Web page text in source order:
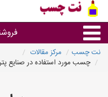
نت چسب
مرکز مقالات
چسب مورد استفاده در صنایع